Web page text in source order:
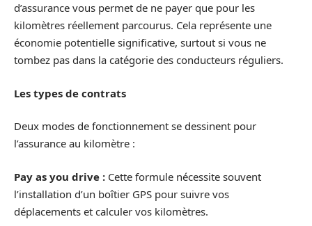
d’assurance vous permet de ne payer que pour les
kilomètres réellement parcourus. Cela représente une
économie potentielle significative, surtout si vous ne
tombez pas dans la catégorie des conducteurs réguliers.
Les types de contrats
Deux modes de fonctionnement se dessinent pour
l’assurance au kilomètre :
Pay as you drive : Cette formule nécessite souvent
l’installation d’un boîtier GPS pour suivre vos
déplacements et calculer vos kilomètres.